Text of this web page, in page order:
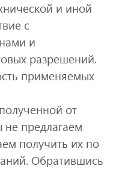
и иной
с
и
разрешений.
применяемых
от
предлагаем
получить их по
Обратившись